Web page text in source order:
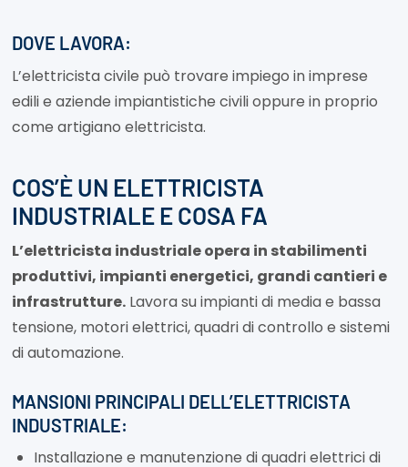
DOVE LAVORA:
L’elettricista civile può trovare impiego in imprese
edili e aziende impiantistiche civili oppure in proprio
come artigiano elettricista.
COS’È UN ELETTRICISTA
INDUSTRIALE E COSA FA
L’elettricista industriale opera in stabilimenti
produttivi, impianti energetici, grandi cantieri e
infrastrutture. Lavora su impianti di media e bassa
tensione, motori elettrici, quadri di controllo e sistemi
di automazione.
MANSIONI PRINCIPALI DELL’ELETTRICISTA
INDUSTRIALE:
Installazione e manutenzione di quadri elettrici di